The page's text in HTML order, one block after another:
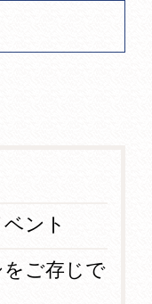
ント
ご存じで